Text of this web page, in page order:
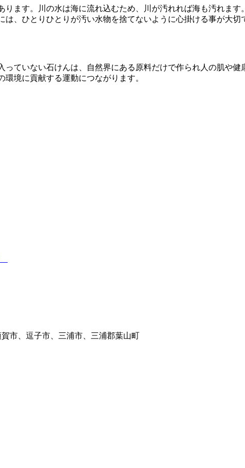
ます。川の水は海に流れ込むため、川が汚れれば海も汚れま
、ひとりひとりが汚い水物を捨てないように心掛ける事が大
ていない石けんは、自然界にある原料だけで作られ人の肌や
境に貢献する運動につながります。
市、逗子市、三浦市、三浦郡葉山町